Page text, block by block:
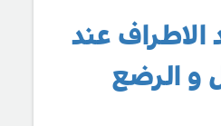
الاطراف عند
و الرضع